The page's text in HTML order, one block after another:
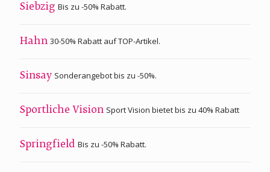
Siebzig Bis zu -50% Rabatt.
Hahn 30-50% Rabatt auf TOP-Artikel.
Sinsay Sonderangebot bis zu -50%.
Sportliche Vision Sport Vision bietet bis zu 40% Rabatt
Springfield Bis zu -50% Rabatt.